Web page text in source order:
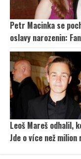
Petr Macinka se
oslavy narozenin:
Leoš Mareš odhalil,
Jde o více než milion